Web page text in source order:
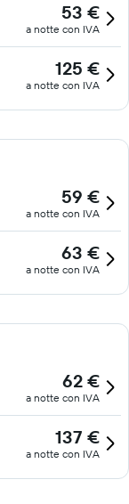
53 €
a notte con IVA
125 €
a notte con IVA
59 €
a notte con IVA
63 €
a notte con IVA
62 €
a notte con IVA
137 €
a notte con IVA